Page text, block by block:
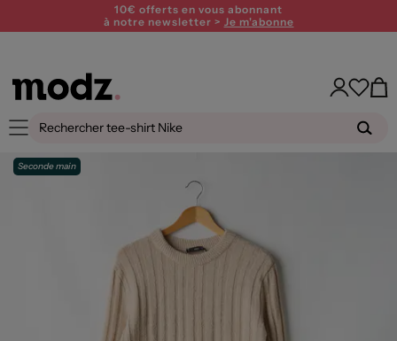
10€ offerts en vous abonnant
à notre newsletter >Je m'abonne
Seconde main